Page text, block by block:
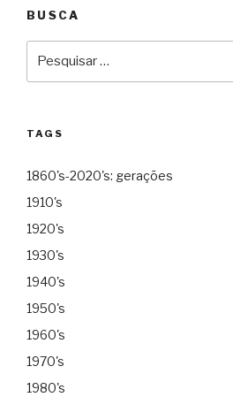
BUSCA
TAGS
1860's-2020's: gerações
1910's
1920's
1930's
1940's
1950's
1960's
1970's
1980's